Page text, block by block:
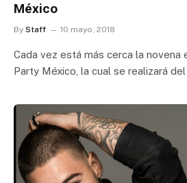
México
By Staff 10 mayo, 2018
Cada vez está más cerca la novena
Party México, la cual se realizará